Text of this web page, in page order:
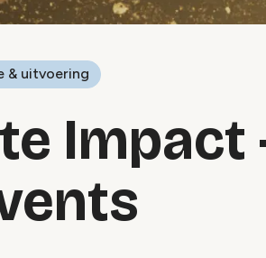
& uitvoering
Impact